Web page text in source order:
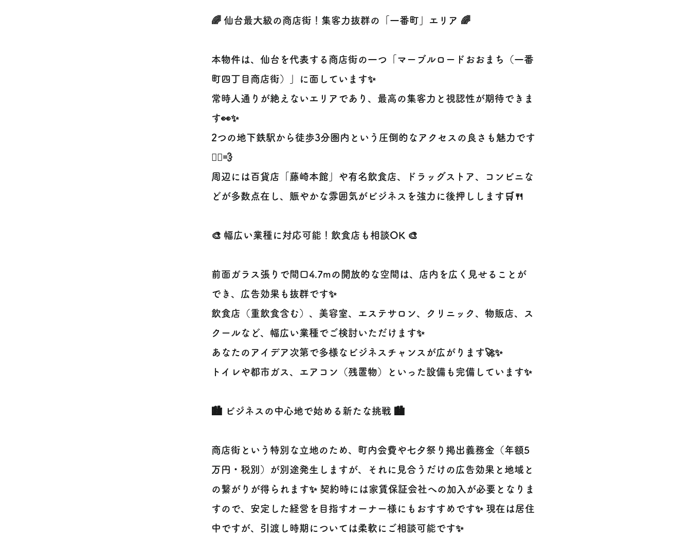
🌈 仙台最大級の商店街！集客力抜群の「一番町」エリア 🌈
本物件は、仙台を代表する商店街の一つ「マーブルロードおおまち（一番
町四丁目商店街）」に面しています✨
常時人通りが絶えないエリアであり、最高の集客力と視認性が期待できま
す👀✨
2つの地下鉄駅から徒歩3分圏内という圧倒的なアクセスの良さも魅力です
🚶‍♀️💨
周辺には百貨店「藤崎本館」や有名飲食店、ドラッグストア、コンビニな
どが多数点在し、賑やかな雰囲気がビジネスを強力に後押しします🛒🍴
🎨 幅広い業種に対応可能！飲食店も相談OK 🎨
前面ガラス張りで間口4.7mの開放的な空間は、店内を広く見せることが
でき、広告効果も抜群です✨
飲食店（重飲食含む）、美容室、エステサロン、クリニック、物販店、ス
クールなど、幅広い業種でご検討いただけます✨
あなたのアイデア次第で多様なビジネスチャンスが広がります🚀✨
トイレや都市ガス、エアコン（残置物）といった設備も完備しています✨
🏙️ ビジネスの中心地で始める新たな挑戦 🏙️
商店街という特別な立地のため、町内会費や七夕祭り掲出義務金（年額5
万円・税別）が別途発生しますが、それに見合うだけの広告効果と地域と
の繋がりが得られます✨ 契約時には家賃保証会社への加入が必要となりま
すので、安定した経営を目指すオーナー様にもおすすめです✨ 現在は居住
中ですが、引渡し時期については柔軟にご相談可能です✨